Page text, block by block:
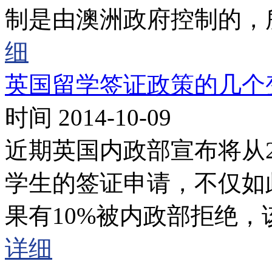
制是由澳洲政府控制的
细
英国留学签证政策的
时间 2014-10-09
近期英国内政部宣布将
学生的签证申请，不仅
果有10%被内政部拒绝
详细